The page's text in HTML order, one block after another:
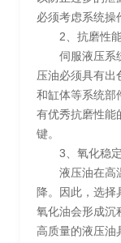
必须考虑系统操
2、抗磨性
伺服液压系统
压油必须具有出
和缸体等系统部
有优秀抗磨性能
键。
3、氧化稳
液压油在高温
降。因此，选择
氧化油会形成沉
高质量的液压油